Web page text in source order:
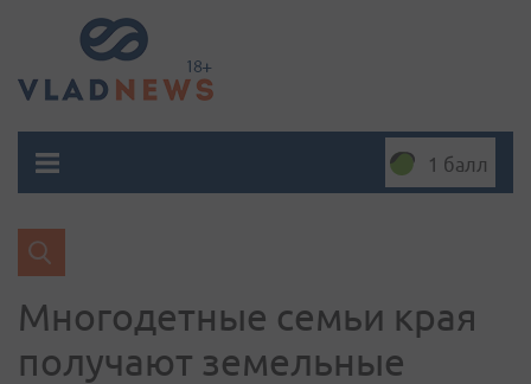
1 балл
Многодетные семьи края
получают земельные